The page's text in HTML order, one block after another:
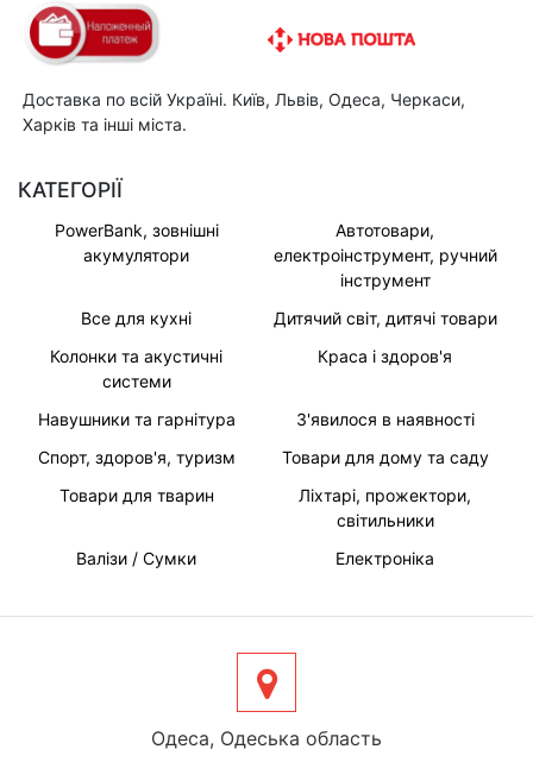
Доставка по всій Україні. Київ, Львів, Одеса, Черкаси,
Харків та інші міста.
КАТЕГОРІЇ
PowerBank, зовнішні
акумулятори
Автотовари,
електроінструмент, ручний
інструмент
Все для кухні
Дитячий світ, дитячі товари
Колонки та акустичні
системи
Краса і здоров'я
Навушники та гарнітура
З'явилося в наявності
Спорт, здоров'я, туризм
Товари для дому та саду
Товари для тварин
Ліхтарі, прожектори,
світильники
Валізи / Сумки
Електроніка
Одеса, Одеська область